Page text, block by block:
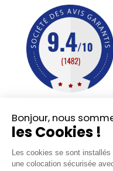
Bonjour, nous
les Cookies !
Les cookies se sont
une colocation sécurisée
Conditions
Protection des